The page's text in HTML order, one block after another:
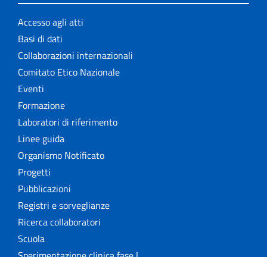
Accesso agli atti
Basi di dati
Collaborazioni internazionali
Comitato Etico Nazionale
Eventi
Formazione
Laboratori di riferimento
Linee guida
Organismo Notificato
Progetti
Pubblicazioni
Registri e sorveglianze
Ricerca collaboratori
Scuola